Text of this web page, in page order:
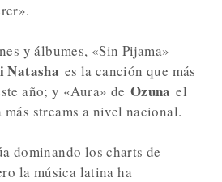
y álbumes, «Sin Pijama»
Natasha es la canción que más
año; y «Aura» de Ozunael
streams a nivel nacional.
dominando los charts de
la música latina ha